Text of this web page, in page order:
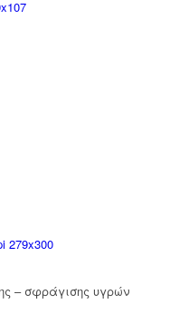
– σφράγισης υγρών